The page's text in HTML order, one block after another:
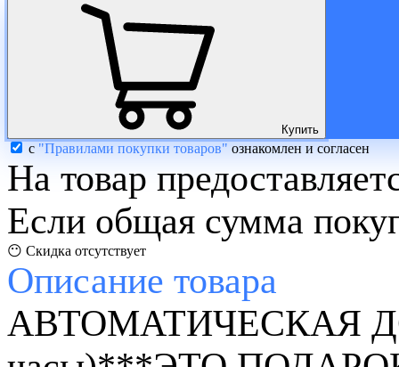
Купить
с "Правилами покупки товаров" ознакомлен и согласен
На товар
Если общая сумма
😶 Скидка отсутствует
Описание товара
АВТОМАТИЧЕСКАЯ